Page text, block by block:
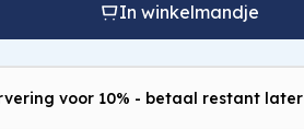
In winkelmandje
voor 10% - betaal restant later